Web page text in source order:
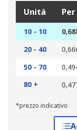
Unità
10 - 10
20 - 40
50 - 70
80 +
*prezzo indicativo